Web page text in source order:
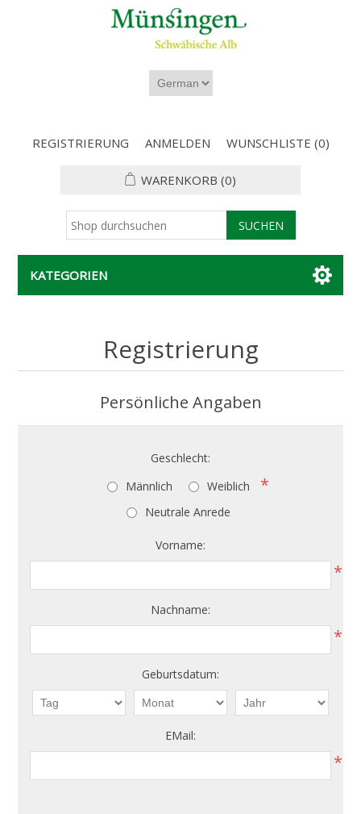
REGISTRIERUNG ANMELDEN WUNSCHLISTE (0)
WARENKORB (0)
KATEGORIEN
Registrierung
Persönliche Angaben
Geschlecht:
Männlich
Weiblich
Neutrale Anrede
*
Vorname:
*
Nachname:
*
Geburtsdatum:
EMail:
*